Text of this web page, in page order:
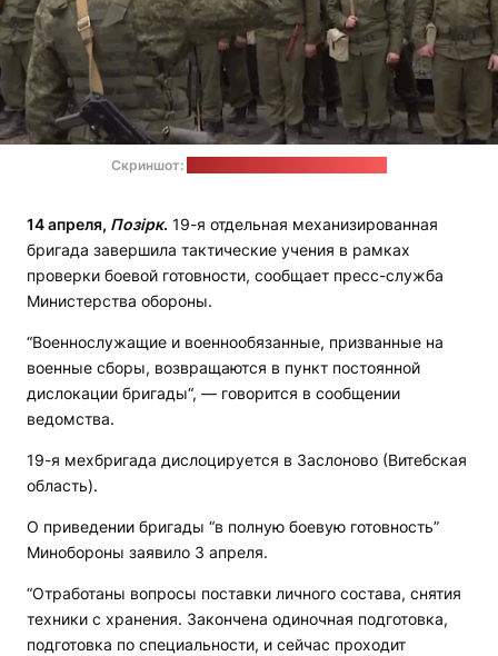
Скриншот:
14 апреля, Позірк. 19-я отдельная механизированная
бригада завершила тактические учения в рамках
проверки боевой готовности, сообщает пресс-служба
Министерства обороны.
“Военнослужащие и военнообязанные, призванные на
военные сборы, возвращаются в пункт постоянной
дислокации бригады“, — говорится в сообщении
ведомства.
19-я мехбригада дислоцируется в Заслоново (Витебская
область).
О приведении бригады “в полную боевую готовность”
Минобороны заявило 3 апреля.
“Отработаны вопросы поставки личного состава, снятия
техники с хранения. Закончена одиночная подготовка,
подготовка по специальности, и сейчас проходит